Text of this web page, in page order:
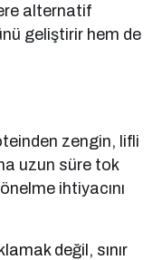
alternatif
geliştirir hem de
zengin, lifli
uzun süre tok
ihtiyacını
değil, sınır